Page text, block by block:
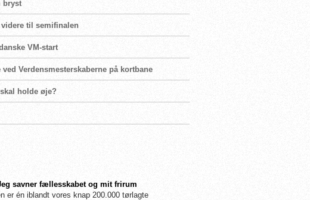
bryst
videre til semifinalen
VM-start
Verdensmesterskaberne på kortbane
holde øje?
savner fællesskabet og mit frirum
er én iblandt vores knap 200.000 tørlagte